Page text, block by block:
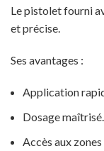
Le pistolet fourni
et précise.
Ses avantages :
Application
Dosage maîtrisé.
Accès aux